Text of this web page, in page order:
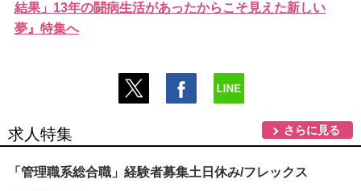
結果」13年の闘病生活があったからこそ見えた新しい
夢』特集へ
求人特集 さらに見る
「管理職系総合職」経験者募集土日休み/フレックス